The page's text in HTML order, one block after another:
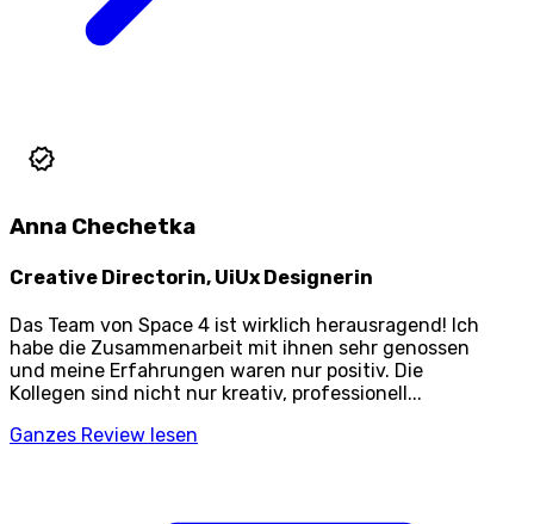
Anna Chechetka
Creative Directorin, UiUx Designerin
Das Team von Space 4 ist wirklich herausragend! Ich
habe die Zusammenarbeit mit ihnen sehr genossen
und meine Erfahrungen waren nur positiv. Die
Kollegen sind nicht nur kreativ, professionell...
Ganzes Review lesen